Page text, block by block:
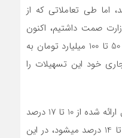
اما طي تعاملاتي که از
صمت داشتيم، اکنون
50 تا100 ميليارد تومان به
خود اين تسهيلات را
شده از 10تا 17درصد
تا 14 درصد ميشود، در اين